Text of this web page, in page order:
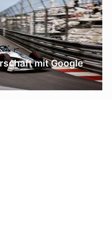
mit Google